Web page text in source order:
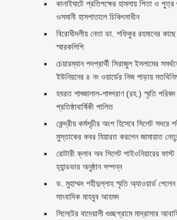
কানাইঘাটে প্রতিপক্ষের হামলায় পিতা ও
ওসমানী হাসপাতালে চিকিৎসাধীন
বিরোধীদলীয় নেতা ডা. শফিকুর রহমানের
স্মারকলিপি ‎
চেয়ারম্যান পদপ্রার্থী সিরাজুল ইসলামের
ইউনিয়নের ৪ নং ওয়ার্ডের নিজ পাড়ায়
হযরত শাহ্জালাল-শাহ্পরাণ (রহ.) স্মৃতি
প্রতিষ্ঠাবার্ষিকী পালিত ‎​
কেন্দ্রীয় কর্মসূচীর অংশ হিসেবে সিলেট সদরে
মুস্তাকের কবর যিয়ারত করলেন জামায়াত
রোটারী ক্লাব অব সিলেট পাইওনিয়ারের ফাস্ট
হ্যান্ডভার অনুষ্ঠান সম্পন্ন
ড. মুহাম্মদ শহীদুল্লাহ স্মৃতি অ্যাওয়ার্ড পেলেন
সাংবাদিক মাহবুব আহমদ
সিলেটের বাদেয়ালী গুচ্ছগ্রামে মাদ্রাসার